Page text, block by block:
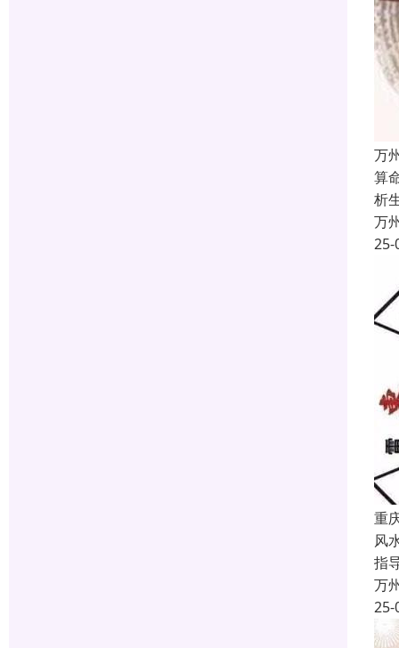
万
算
析
万
25-
重
风
指
万
25-